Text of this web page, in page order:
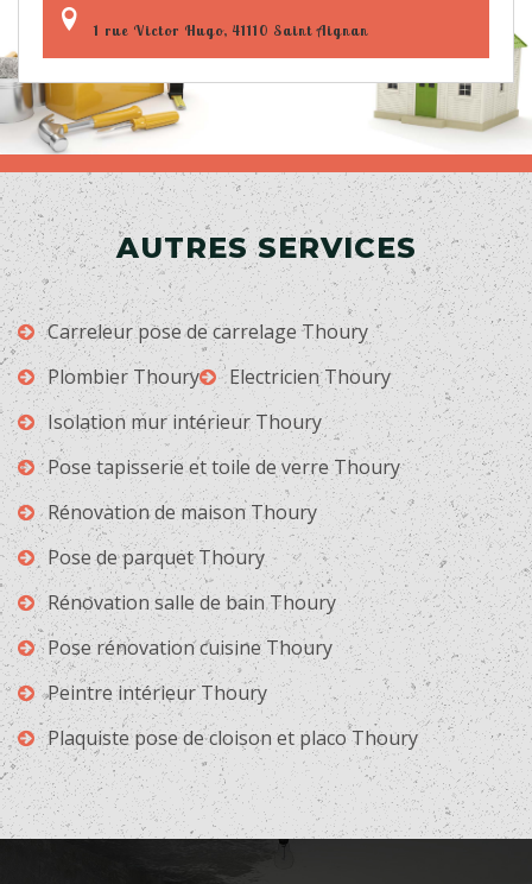
1 rue Victor Hugo, 41110 Saint Aignan
AUTRES SERVICES
Carreleur pose de carrelage Thoury
Plombier Thoury
Electricien Thoury
Isolation mur intérieur Thoury
Pose tapisserie et toile de verre Thoury
Rénovation de maison Thoury
Pose de parquet Thoury
Rénovation salle de bain Thoury
Pose rénovation cuisine Thoury
Peintre intérieur Thoury
Plaquiste pose de cloison et placo Thoury